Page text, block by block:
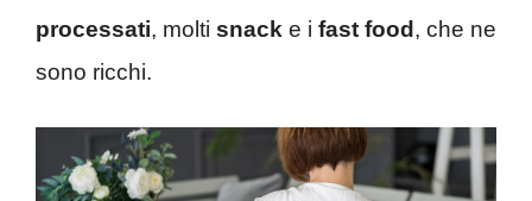
processati, molti snack e i fast food, che ne
sono ricchi.